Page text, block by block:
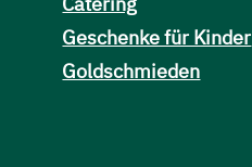
Geschenke für Kinder
Goldschmieden